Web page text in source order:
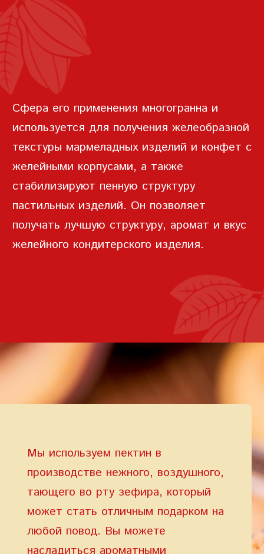
кондитерском производстве.
Сфера его применения многогранна и
используется для получения желеобразной
текстуры мармеладных изделий и конфет с
желейными корпусами, а также
стабилизируют пенную структуру
пастильных изделий. Он позволяет
получать лучшую структуру, аромат и вкус
желейного кондитерского изделия.
Мы используем пектин в
производстве нежного, воздушного,
тающего во рту зефира, который
может стать отличным подарком на
любой повод. Вы можете
насладиться ароматными
ПАРОЛЬ
ПОВТОРИТЬ ПАРОЛЬ
СОЗДАТЬ УЧЕТНУЮ
ЗАПИСЬ
Условия предоставления услуг
Политика
конфиденциальности